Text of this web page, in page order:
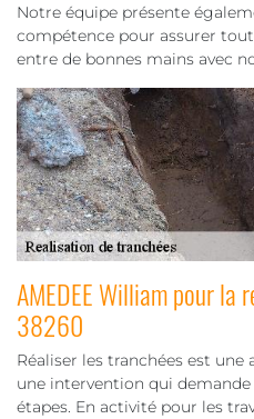
Notre équipe présente
compétence pour assurer
entre de bonnes mains avec
AMEDEE William pour la
38260
Réaliser les tranchées est une
une intervention qui
étapes. En activité pour les